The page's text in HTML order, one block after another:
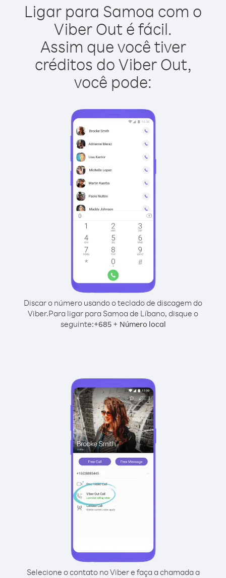
Ligar para Samoa com o
Viber Out é fácil.
Assim que você tiver
créditos do Viber Out,
você pode:
Discar o número usando o teclado de discagem do
Viber.Para ligar para Samoa de Líbano, disque o
seguinte:+685+ Número local
Selecione o contato no Viber e faça a chamada a